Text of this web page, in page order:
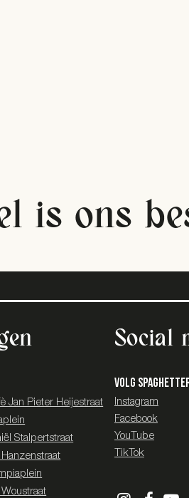
is ons
Jan Pieter Heijestraat
Stalpertstraat
Social
Volg
Instagram
Facebook
YouTube
TikTok